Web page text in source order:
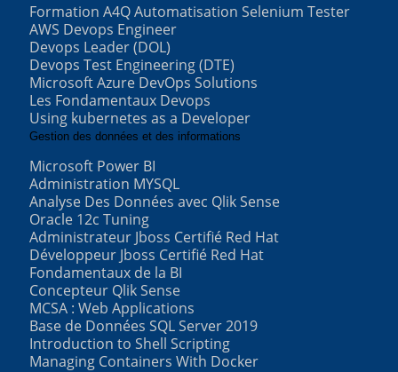
Formation A4Q Automatisation Selenium Tester
AWS Devops Engineer
Devops Leader (DOL)
Devops Test Engineering (DTE)
Microsoft Azure DevOps Solutions
Les Fondamentaux Devops
Using kubernetes as a Developer
Gestion des données et des informations
Microsoft Power BI
Administration MYSQL
Analyse Des Données avec Qlik Sense
Oracle 12c Tuning
Administrateur Jboss Certifié Red Hat
Développeur Jboss Certifié Red Hat
Fondamentaux de la BI
Concepteur Qlik Sense
MCSA : Web Applications
Base de Données SQL Server 2019
Introduction to Shell Scripting
Managing Containers With Docker